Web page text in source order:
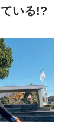
いる!?